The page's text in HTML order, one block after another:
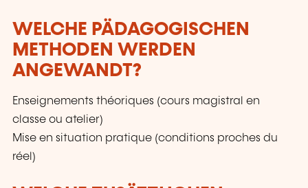
WELCHE PÄDAGOGISCHEN
METHODEN WERDEN
ANGEWANDT?
Enseignements théoriques (cours magistral en
classe ou atelier)
Mise en situation pratique (conditions proches du
réel)